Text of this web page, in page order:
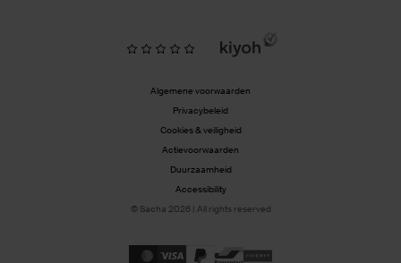
Algemene voorwaarden
Privacybeleid
Cookies & veiligheid
Actievoorwaarden
Duurzaamheid
Accessibility
© Sacha 2026 | All rights reserved